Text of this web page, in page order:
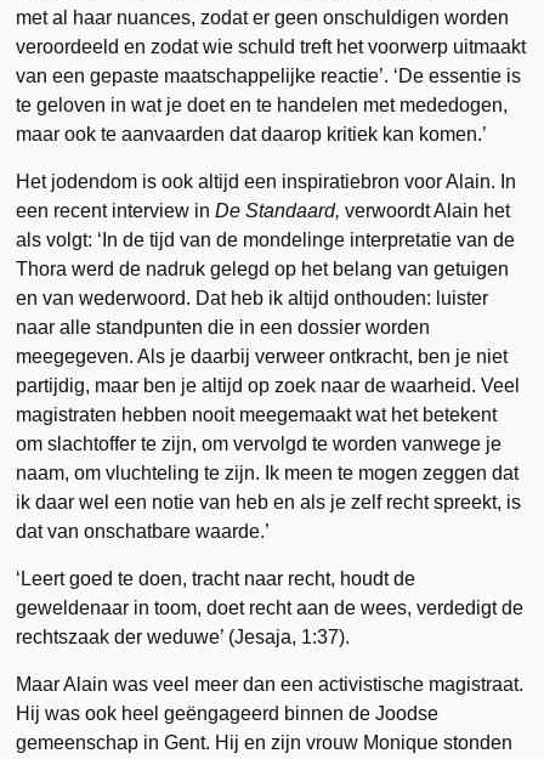
met al haar nuances, zodat er geen onschuldigen worden
veroordeeld en zodat wie schuld treft het voorwerp uitmaakt
van een gepaste maatschappelijke reactie’. ‘De essentie is
te geloven in wat je doet en te handelen met mededogen,
maar ook te aanvaarden dat daarop kritiek kan komen.’
Het jodendom is ook altijd een inspiratiebron voor Alain. In
een recent interview inDe Standaard,verwoordt Alain het
als volgt: ‘In de tijd van de mondelinge interpretatie van de
Thora werd de nadruk gelegd op het belang van getuigen
en van wederwoord. Dat heb ik altijd onthouden: luister
naar alle standpunten die in een dossier worden
meegegeven. Als je daarbij verweer ontkracht, ben je niet
partijdig, maar ben je altijd op zoek naar de waarheid. Veel
magistraten hebben nooit meegemaakt wat het betekent
om slachtoffer te zijn, om vervolgd te worden vanwege je
naam, om vluchteling te zijn. Ik meen te mogen zeggen dat
ik daar wel een notie van heb en als je zelf recht spreekt, is
dat van onschatbare waarde.’
‘Leert goed te doen, tracht naar recht, houdt de
geweldenaar in toom, doet recht aan de wees, verdedigt de
rechtszaak der weduwe’ (Jesaja, 1:37).
Maar Alain was veel meer dan een activistische magistraat.
Hij was ook heel geëngageerd binnen de Joodse
gemeenschap in Gent. Hij en zijn vrouw Monique stonden